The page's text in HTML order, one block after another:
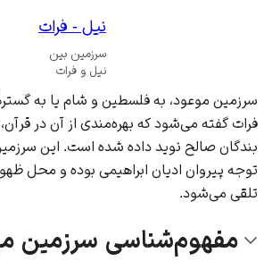
نیل - فرات
سرزمین بین
نیل و فرات
سرزمین موعود، به فلسطین و شام یا به
فرات گفته می‌شود که بهره‌مندی از آن در قرآن
بندگان صالح نوید داده ‌شده است. این
توجه پیروان ادیان ابراهیمی بوده و محل
تلقی می‌شود.
مفهوم‌شناسی سرزمین